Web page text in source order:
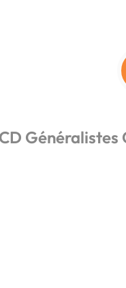
Généralistes